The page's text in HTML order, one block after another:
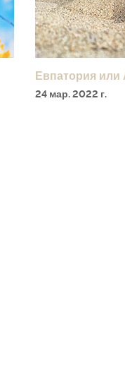
Евпатория или
24 мар. 2022 г.